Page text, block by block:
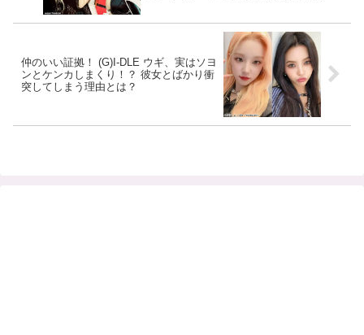
仲のいい証拠！ (G)I-DLE ウギ、実はソヨ
ンとケンカしまくり！？ 彼女とばかり衝
突してしまう理由とは？